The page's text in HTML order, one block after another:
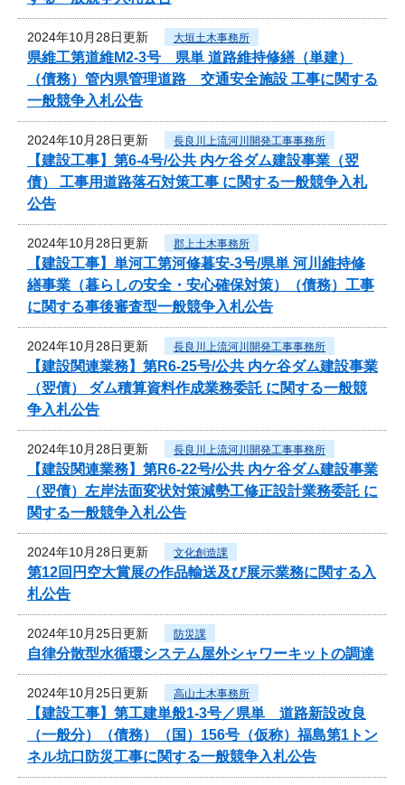
2024年10月28日更新 大垣土木事務所
県維工第道維M2-3号 県単 道路維持修繕（単建）
（債務）管内県管理道路 交通安全施設 工事に関する
一般競争入札公告
2024年10月28日更新 長良川上流河川開発工事事務所
【建設工事】第6-4号/公共 内ケ谷ダム建設事業（翌
債） 工事用道路落石対策工事 に関する一般競争入札
公告
2024年10月28日更新 郡上土木事務所
【建設工事】単河工第河修暮安-3号/県単 河川維持修
繕事業（暮らしの安全・安心確保対策）（債務）工事
に関する事後審査型一般競争入札公告
2024年10月28日更新 長良川上流河川開発工事事務所
【建設関連業務】第R6-25号/公共 内ケ谷ダム建設事業
（翌債） ダム積算資料作成業務委託 に関する一般競
争入札公告
2024年10月28日更新 長良川上流河川開発工事事務所
【建設関連業務】第R6-22号/公共 内ケ谷ダム建設事業
（翌債）左岸法面変状対策減勢工修正設計業務委託 に
関する一般競争入札公告
2024年10月28日更新 文化創造課
第12回円空大賞展の作品輸送及び展示業務に関する入
札公告
2024年10月25日更新 防災課
自律分散型水循環システム屋外シャワーキットの調達
2024年10月25日更新 高山土木事務所
【建設工事】第工建単般1-3号／県単 道路新設改良
（一般分）（債務）（国）156号（仮称）福島第1トン
ネル坑口防災工事に関する一般競争入札公告